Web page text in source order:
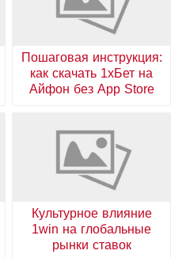
Пошаговая инструкция:
как скачать 1хБет на
Айфон без App Store
Культурное влияние
1win на глобальные
рынки ставок